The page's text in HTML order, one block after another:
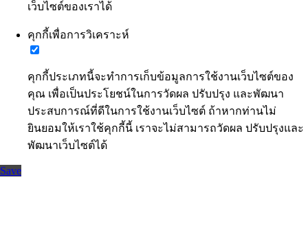
เว็บไซต์ของเราได้
คุกกี้เพื่อการวิเคราะห์
คุกกี้ประเภทนี้จะทำการเก็บข้อมูลการใช้งานเว็บไซต์ของ
คุณ เพื่อเป็นประโยชน์ในการวัดผล ปรับปรุง และพัฒนา
ประสบการณ์ที่ดีในการใช้งานเว็บไซต์ ถ้าหากท่านไม่
ยินยอมให้เราใช้คุกกี้นี้ เราจะไม่สามารถวัดผล ปรับปรุงและ
พัฒนาเว็บไซต์ได้
Save